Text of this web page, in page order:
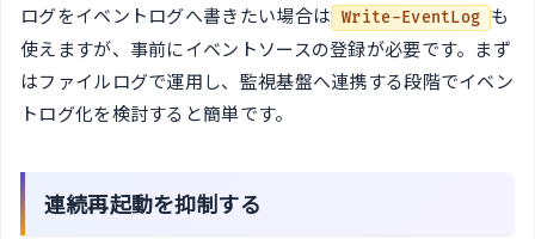
ログをイベントログへ書きたい場合は Write-EventLog
も
使えますが、事前にイベントソースの登録が必要です。まず
はファイルログで運用し、監視基盤へ連携する段階でイベン
トログ化を検討すると簡単です。
連続再起動を抑制する